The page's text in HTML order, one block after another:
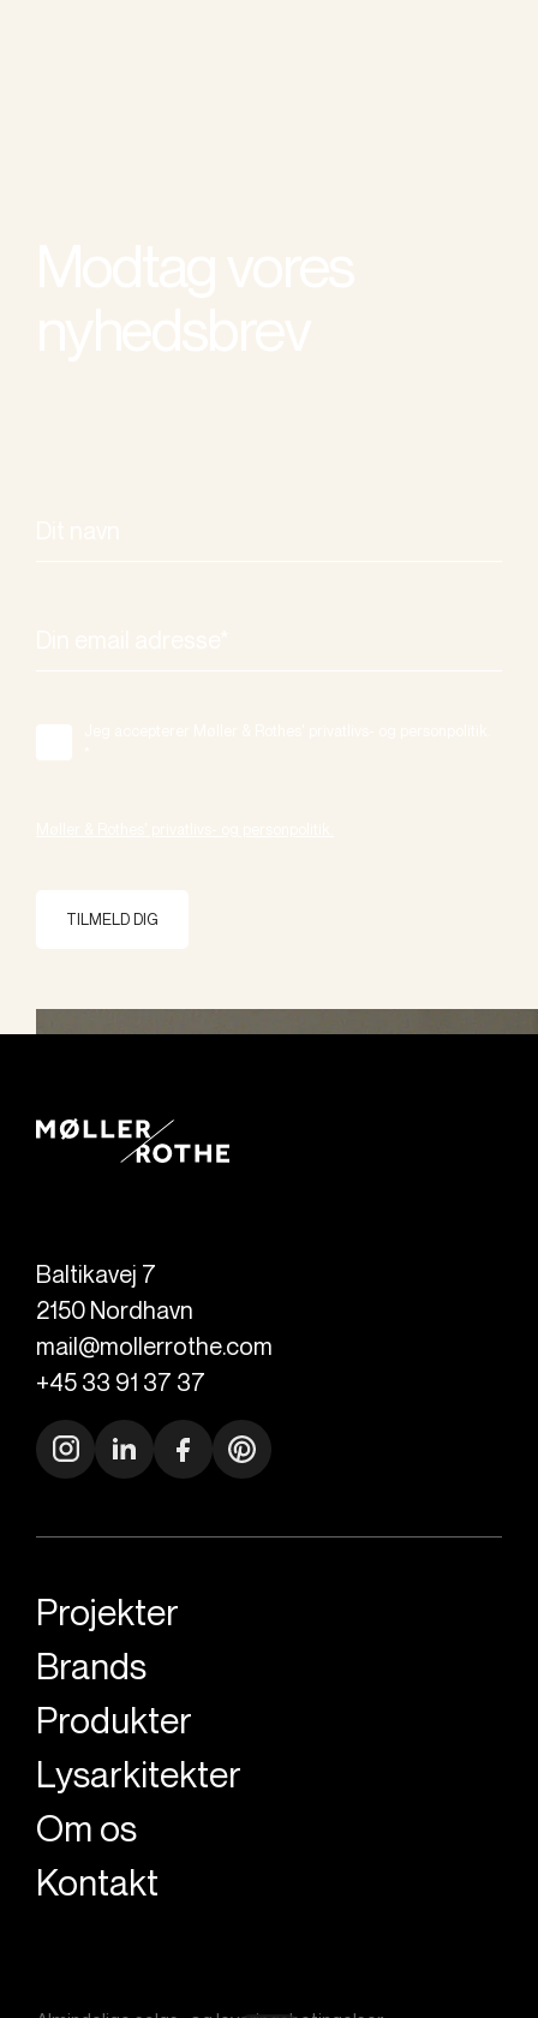
TILMELD DIG
Baltikavej 7
2150 Nordhavn
mail@mollerrothe.com
+45 33 91 37 37
Projekter
Brands
Produkter
Lysarkitekter
Om os
Kontakt